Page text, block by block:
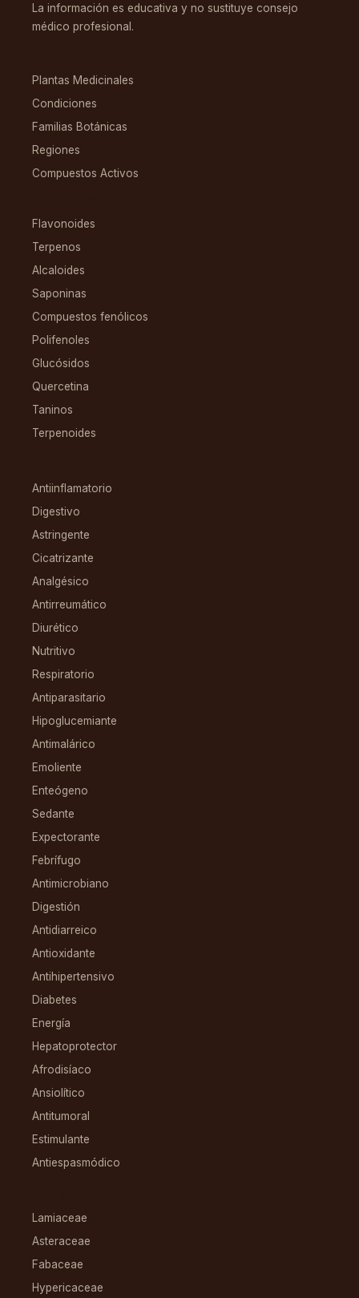
La información es educativa y no sustituye consejo
médico profesional.
Plantas Medicinales
Condiciones
Familias Botánicas
Regiones
Compuestos Activos
Flavonoides
Terpenos
Alcaloides
Saponinas
Compuestos fenólicos
Polifenoles
Glucósidos
Quercetina
Taninos
Terpenoides
Antiinflamatorio
Digestivo
Astringente
Cicatrizante
Analgésico
Antirreumático
Diurético
Nutritivo
Respiratorio
Antiparasitario
Hipoglucemiante
Antimalárico
Emoliente
Enteógeno
Sedante
Expectorante
Febrífugo
Antimicrobiano
Digestión
Antidiarreico
Antioxidante
Antihipertensivo
Diabetes
Energía
Hepatoprotector
Afrodisíaco
Ansiolítico
Antitumoral
Estimulante
Antiespasmódico
Lamiaceae
Asteraceae
Fabaceae
Hypericaceae